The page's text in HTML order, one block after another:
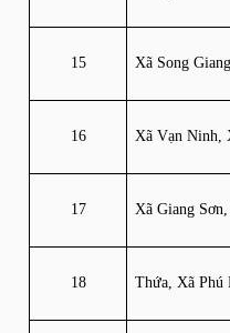
15 Xã Song
16 Xã Vạn Ninh,
17 Xã Giang
18 Thứa, Xã Phú